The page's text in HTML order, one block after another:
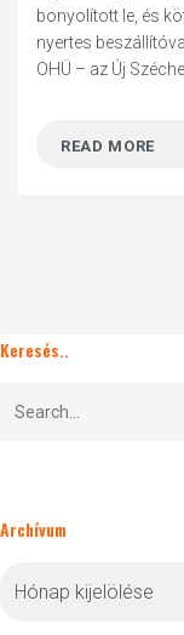
bonyolított le, és
nyertes
OHÜ – az Új
READ MORE
Keresés..
Archívum